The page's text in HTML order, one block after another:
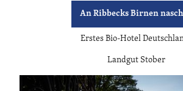
An Ribbecks Birnen
Erstes Bio-Hotel
Landgut Stober